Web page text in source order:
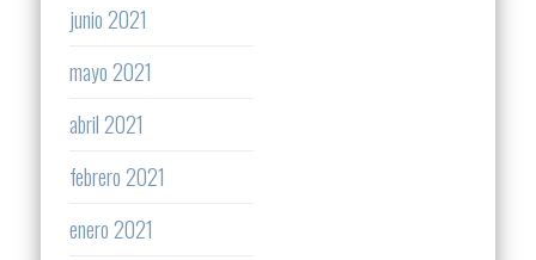
junio 2021
mayo 2021
abril 2021
febrero 2021
enero 2021